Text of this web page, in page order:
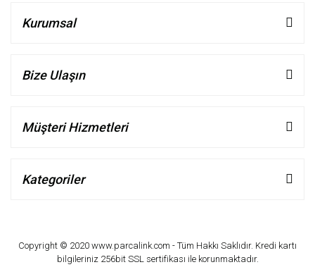
Kurumsal
Bize Ulaşın
Müşteri Hizmetleri
Kategoriler
Copyright © 2020 www.parcalink.com - Tüm Hakkı Saklıdır. Kredi kartı
bilgileriniz 256bit SSL sertifikası ile korunmaktadır.